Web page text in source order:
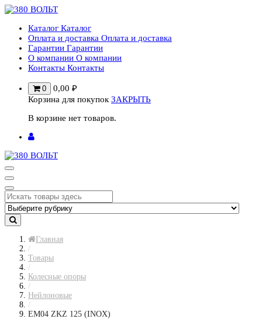
Перейти
содержимому
Каталог Каталог
Оплата и доставка Оплата и доставка
Гарантии Гарантии
О компании О компании
Контакты Контакты
0 0,00 ₽
Корзина для покупок ЗАКРЫТЬ
В корзине нет товаров.
Главная
/
Товары
/
Колесные опоры
/
Нейлоновые
/
EM04 ZKZ 125 (INOX)